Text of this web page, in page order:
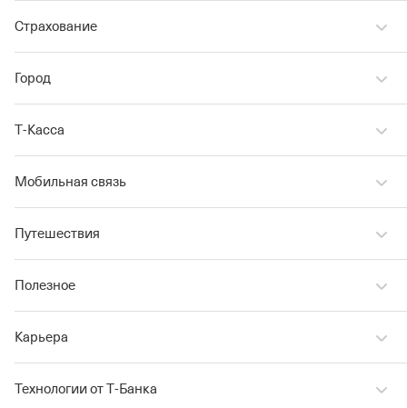
Страхование
Город
Т‑Касса
Мобильная связь
Путешествия
Полезное
Карьера
Технологии от Т‑Банка